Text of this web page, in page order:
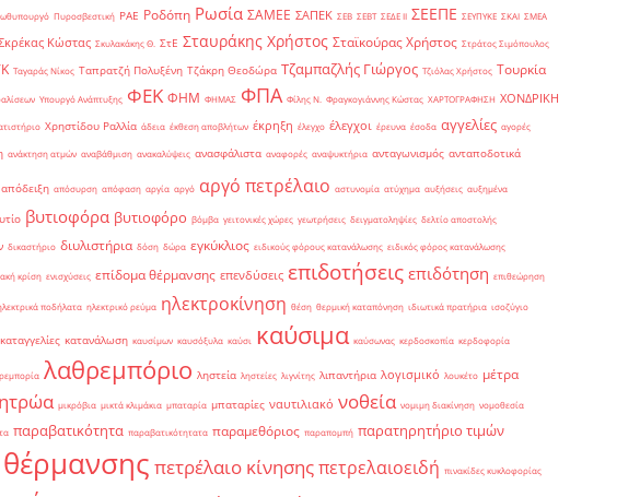
Πυροσβεστική ΡΑΕ Ροδόπη Ρωσία ΣΑΜΕΕ ΣΑΠΕΚ ΣΕΒ ΣΕΒΤ ΣΕΔΕ ΙΙ ΣΕΕΠΕ ΣΕΥΠΥΚΕ ΣΚΑΙ ΣΜΕΑ
Κώστας Σκυλακάκης Θ. ΣτΕ Σταυράκης Χρήστος Σταϊκούρας Χρήστος Στράτος Σιμόπουλος
Ταγαράς Νίκος Ταπρατζή Πολυξένη Τζάκρη Θεοδώρα Τζαμπαζλής Γιώργος Τζιόλας Χρήστος Τουρκία
Υπουργό Ανάπτυξης ΦΕΚ ΦΗΜ ΦΗΜΑΣ ΦΠΑ Φίλης Ν. Φραγκογιάννης Κώστας ΧΑΡΤΟΓΡΑΦΗΣΗ ΧΟΝΔΡΙΚΗ
Χρηστίδου Ραλλία άδεια έκθεση αποβλήτων έκρηξη έλεγχο έλεγχοι έρευνα έσοδα αγγελίες αγορές
ανάκτηση ατμών αναβάθμιση ανακαλύψεις ανασφάλιστα αναφορές αναψυκτήρια ανταγωνισμός ανταποδοτικά
απόδειξη απόσυρση απόφαση αργία αργό αργό πετρέλαιο αστυνομία ατύχημα αυξήσεις αυξημένα
βυτιοφόρα βυτιοφόρο βόμβα γειτονικές χώρες γεωτρήσεις δειγματοληψίες δελτίο αποστολής
δικαστήριο διυλιστήρια δόση δώρα εγκύκλιος ειδικούς φόρους κατανάλωσης ειδικός φόρος κατανάλωσης
κρίση ενισχύσεις επίδομα θέρμανσης επενδύσεις επιδοτήσεις επιδότηση επιθεώρηση
ποδήλατα ηλεκτρικό ρεύμα ηλεκτροκίνηση θέση θερμική καταπόνηση ιδιωτικά πρατήρια ισοζύγιο
καταγγελίες κατανάλωση καυσίμων καυσόξυλα καύσι καύσιμα καύσωνας κερδοσκοπία κερδοφορία
λαθρεμπόριο ληστεία ληστείες λιγνίτης λιπαντήρια λογισμικό λουκέτο μέτρα
μικρόβια μικτά κλιμάκια μπαταρία μπαταρίες ναυτιλιακό νοθεία νομιμη διακίνηση νομοθεσία
παραβατικότητα παραβατικότητατα παραμεθόριος παραπομπή παρατηρητήριο τιμών
πετρέλαιο κίνησηςπετρελαιοειδή πινακίδες κυκλοφορίας